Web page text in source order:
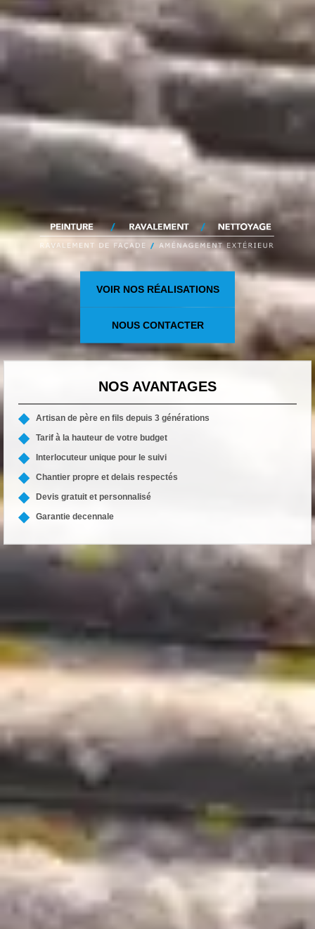
VOIR NOS RÉALISATIONS
NOUS CONTACTER
NOS AVANTAGES
Artisan de père en fils depuis 3 générations
Tarif à la hauteur de votre budget
Interlocuteur unique pour le suivi
Chantier propre et delais respectés
Devis gratuit et personnalisé
Garantie decennale